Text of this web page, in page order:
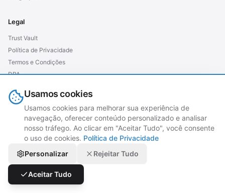
Legal
Trust Vault
Política de Privacidade
Termos e Condições
DPA
GDPR (UE)Usamos cookies
Usamos cookies para melhorar sua experiência de
navegação, oferecer conteúdo personalizado e analisar
nosso tráfego. Ao clicar em "Aceitar Tudo", você consente
o uso de cookies. Política de Privacidade
Personalizar
Rejeitar Tudo
Aceitar Tudo